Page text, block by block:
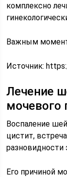
комплексно
Важным
Источник:
Лечение
мочевого
Воспаление
цистит,
разновидности
Его причиной